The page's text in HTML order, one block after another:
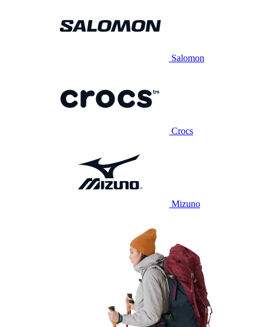
Salomon
Crocs
Mizuno